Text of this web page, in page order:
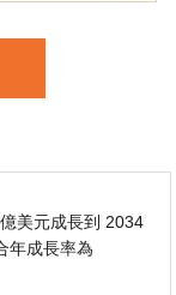
美元成長到 2034
年成長率為